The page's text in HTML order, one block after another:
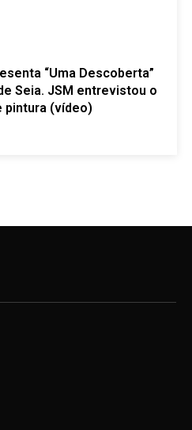
“Uma Descoberta”
Seia. JSM entrevistou o
pintura (vídeo)